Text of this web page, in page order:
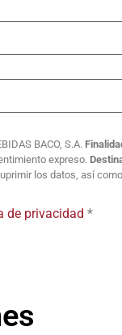
BACO, S.A.
expreso.
los datos, así
de privacidad *